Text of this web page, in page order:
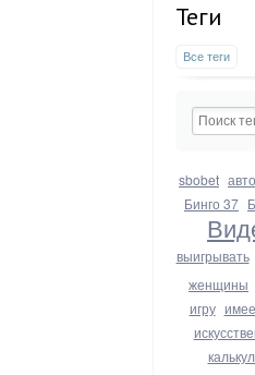
Теги
Все теги
sbobet
Бинго 37
выигрывать
женщины
игру